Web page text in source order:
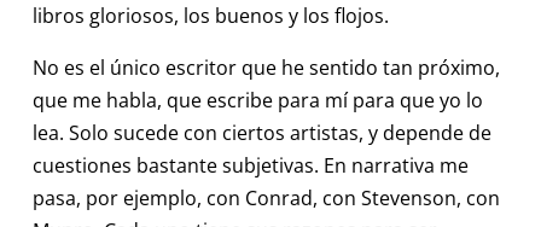
libros gloriosos, los buenos y los flojos.
No es el único escritor que he sentido tan próximo,
que me habla, que escribe para mí para que yo lo
lea. Solo sucede con ciertos artistas, y depende de
cuestiones bastante subjetivas. En narrativa me
pasa, por ejemplo, con Conrad, con Stevenson, con